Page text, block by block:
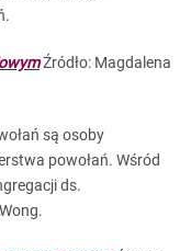
Źródło: Magdalena
są osoby
powołań. Wśród
ds.